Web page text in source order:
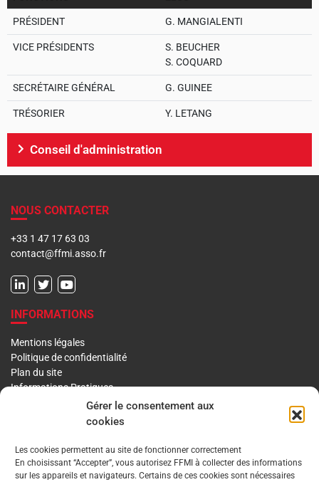
Gérer le consentement aux
cookies
Les cookies permettent au site de fonctionner correctement
En choisissant “Accepter”, vous autorisez FFMI à collecter des informations
sur les appareils et navigateurs. Certains de ces cookies sont nécessaires
PRÉSIDENT G. MANGIALENTI
VICE PRÉSIDENTS
S. BEUCHER
S. COQUARD
SECRÉTAIRE GÉNÉRAL G. GUINEE
TRÉSORIER Y. LETANG
Conseil d'administration
NOUS CONTACTER
+33 1 47 17 63 03
contact@ffmi.asso.fr
INFORMATIONS
Mentions légales
Politique de confidentialité
Plan du site
Informations Pratiques
PRÉSENTATION NOTRE HISTOIRE